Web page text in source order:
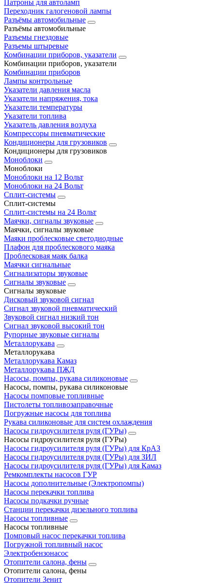
Патроны для автоламп
Переходник галогеновой лампы
Разъёмы автомобильные
Разъёмы автомобильные
Разъемы гнездовые
Разъемы штыревые
Комбинации приборов, указатели
Комбинации приборов, указатели
Комбинации приборов
Лампы контрольные
Указатели давления масла
Указатели напряжения, тока
Указатели температуры
Указатели топлива
Указатель давления воздуха
Компрессоры пневматические
Кондиционеры для грузовиков
Кондиционеры для грузовиков
Моноблоки
Моноблоки
Моноблоки на 12 Вольт
Моноблоки на 24 Вольт
Сплит-системы
Сплит-системы
Сплит‑системы на 24 Вольт
Маячки, сигналы звуковые
Маячки, сигналы звуковые
Маяки проблесковые светодиодные
Плафон для проблескового маяка
Проблесковая маяк балка
Маячки сигнальные
Сигнализаторы звуковые
Сигналы звуковые
Сигналы звуковые
Дисковый звуковой сигнал
Сигнал звуковой пневматический
Звуковой сигнал низкий тон
Сигнал звуковой высокий тон
Рупорные звуковые сигналы
Металлорукава
Металлорукава
Металлорукава Камаз
Металлорукава ПЖД
Насосы, помпы, рукава силиконовые
Насосы, помпы, рукава силиконовые
Насосы помповые топливные
Пистолеты топливозаправочные
Погружные насосы для топлива
Рукава силиконовые для систем охлаждения
Насосы гидроусилителя руля (ГУРы)
Насосы гидроусилителя руля (ГУРы)
Насосы гидроусилителя руля (ГУРы) для КрАЗ
Насосы гидроусилителя руля (ГУРы) для ЗИЛ
Насосы гидроусилителя руля (ГУРы) для Камаз
Ремкомплекты насосов ГУР
Насосы дополнительные (Электропомпы)
Насосы перекачки топлива
Насосы подкачки ручные
Станции перекачки дизельного топлива
Насосы топливные
Насосы топливные
Помповый насос перекачки топлива
Погружной топливный насос
Электробензонасос
Отопители салона, фены
Отопители салона, фены
Отопители Зенит